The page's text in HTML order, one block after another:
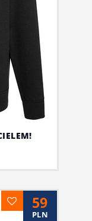
59
PLN